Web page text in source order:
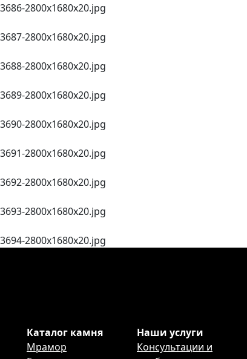
3686-2800х1680х20.jpg
3687-2800х1680х20.jpg
3688-2800х1680х20.jpg
3689-2800х1680х20.jpg
3690-2800х1680х20.jpg
3691-2800х1680х20.jpg
3692-2800х1680х20.jpg
3693-2800х1680х20.jpg
3694-2800х1680х20.jpg
Каталог камня
Мрамор
Наши услуги
Консультации и